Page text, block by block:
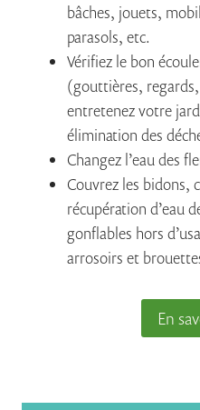
bâches, jouets,
parasols, etc.
Vérifiez le bon
(gouttières,
entretenez votre
élimination des
Changez l’eau des
Couvrez les bidons,
récupération d’eau
gonflables hors
arrosoirs et
En